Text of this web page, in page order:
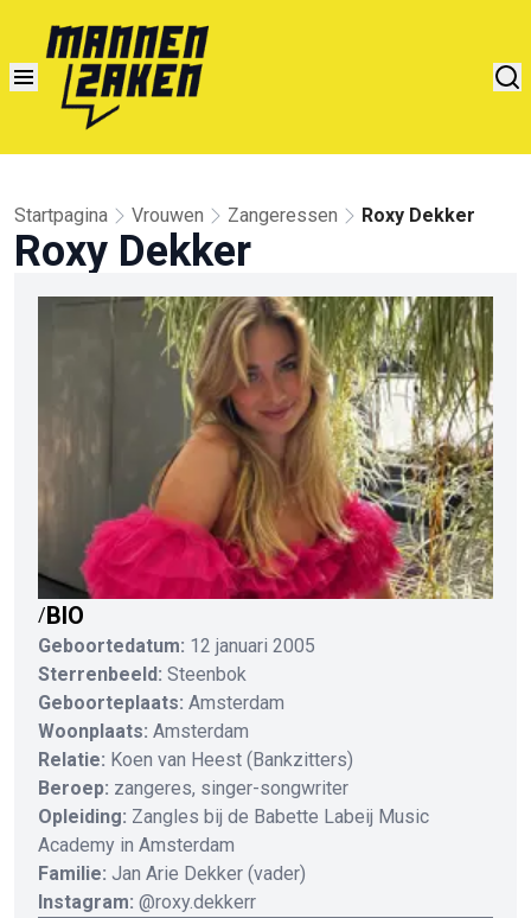
Startpagina Vrouwen Zangeressen Roxy Dekker
Roxy Dekker
/BIO
Geboortedatum: 12 januari 2005
Sterrenbeeld: Steenbok
Geboorteplaats: Amsterdam
Woonplaats: Amsterdam
Relatie: Koen van Heest (Bankzitters)
Beroep: zangeres, singer-songwriter
Opleiding: Zangles bij de Babette Labeij Music
Academy in Amsterdam
Familie: Jan Arie Dekker (vader)
Instagram: @roxy.dekkerr